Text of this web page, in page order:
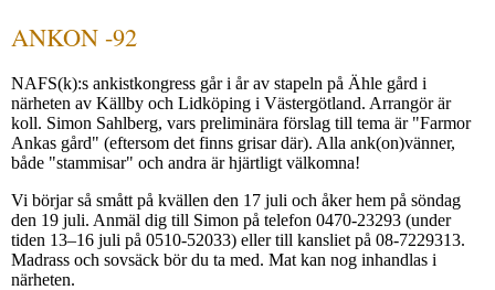
ANKON -92
NAFS(k):s ankistkongress går i år av stapeln på Ähle gård i
närheten av Källby och Lidköping i Västergötland. Arrangör är
koll. Simon Sahlberg, vars preliminära förslag till tema är "Farmor
Ankas gård" (eftersom det finns grisar där). Alla ank(on)vänner,
både "stammisar" och andra är hjärtligt välkomna!
Vi börjar så smått på kvällen den 17 juli och åker hem på söndag
den 19 juli. Anmäl dig till Simon på telefon 0470-23293 (under
tiden 13–16 juli på 0510-52033) eller till kansliet på 08-7229313.
Madrass och sovsäck bör du ta med. Mat kan nog inhandlas i
närheten.